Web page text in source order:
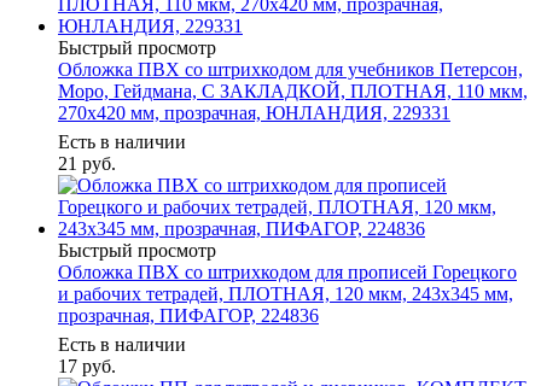
Быстрый просмотр
Обложка ПВХ со штрихкодом для учебников Петерсон,
Моро, Гейдмана, С ЗАКЛАДКОЙ, ПЛОТНАЯ, 110 мкм,
270х420 мм, прозрачная, ЮНЛАНДИЯ, 229331
Есть в наличии
21 руб.
Быстрый просмотр
Обложка ПВХ со штрихкодом для прописей Горецкого
и рабочих тетрадей, ПЛОТНАЯ, 120 мкм, 243х345 мм,
прозрачная, ПИФАГОР, 224836
Есть в наличии
17 руб.